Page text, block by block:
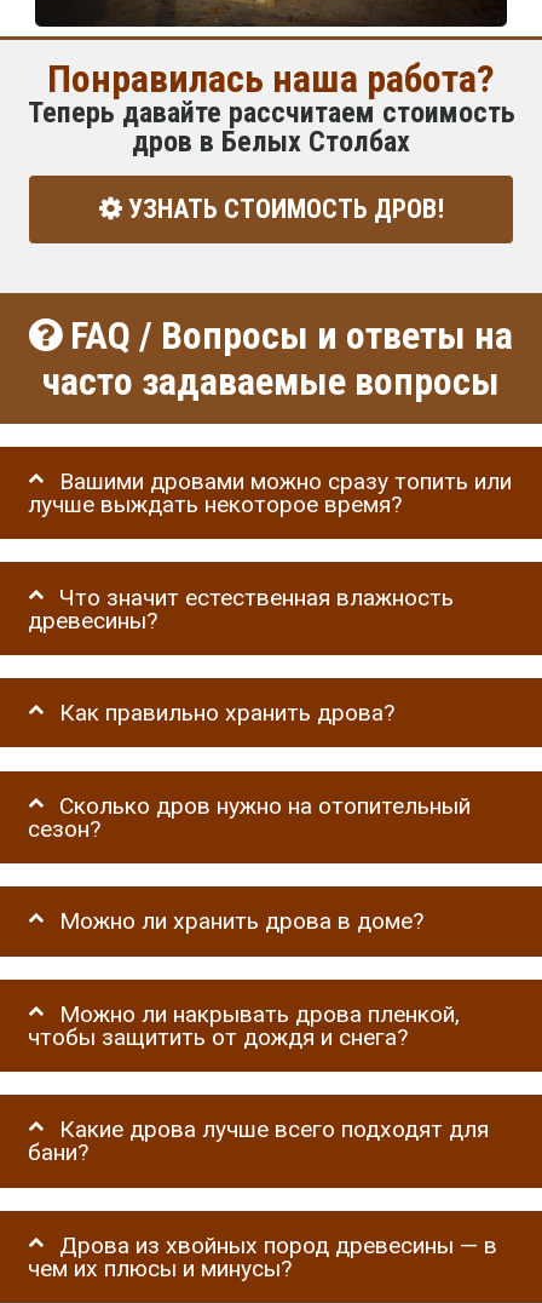
Понравилась наша работа?
Теперь давайте рассчитаем стоимость
дров в Белых Столбах
УЗНАТЬ СТОИМОСТЬ ДРОВ!
FAQ / Вопросы и ответы на
часто задаваемые вопросы
Вашими дровами можно сразу топить или
лучше выждать некоторое время?
Что значит естественная влажность
древесины?
Как правильно хранить дрова?
Сколько дров нужно на отопительный
сезон?
Можно ли хранить дрова в доме?
Можно ли накрывать дрова пленкой,
чтобы защитить от дождя и снега?
Какие дрова лучше всего подходят для
бани?
Дрова из хвойных пород древесины — в
чем их плюсы и минусы?